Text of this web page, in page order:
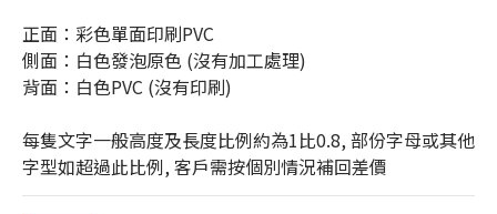
正面：彩色單面印刷PVC
側面：白色發泡原色 (沒有加工處理)
背面：白色PVC (沒有印刷)
每隻文字一般高度及長度比例約為1比0.8, 部份字母或其他
字型如超過此比例, 客戶需按個別情況補回差價